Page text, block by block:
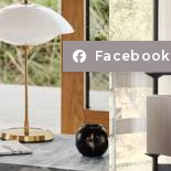
Facebook